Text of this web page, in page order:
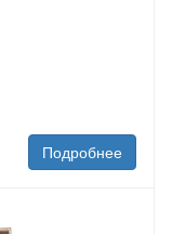
Подробнее